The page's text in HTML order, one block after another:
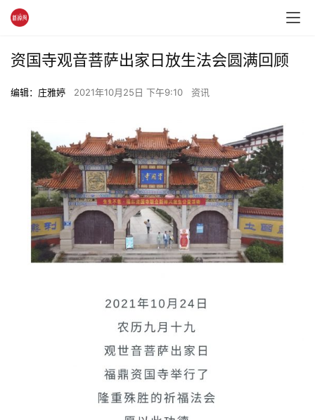
资国寺观音菩萨出家日放生法会圆满回顾
编辑：庄雅婷 2021年10月25日 下午9:10 资讯